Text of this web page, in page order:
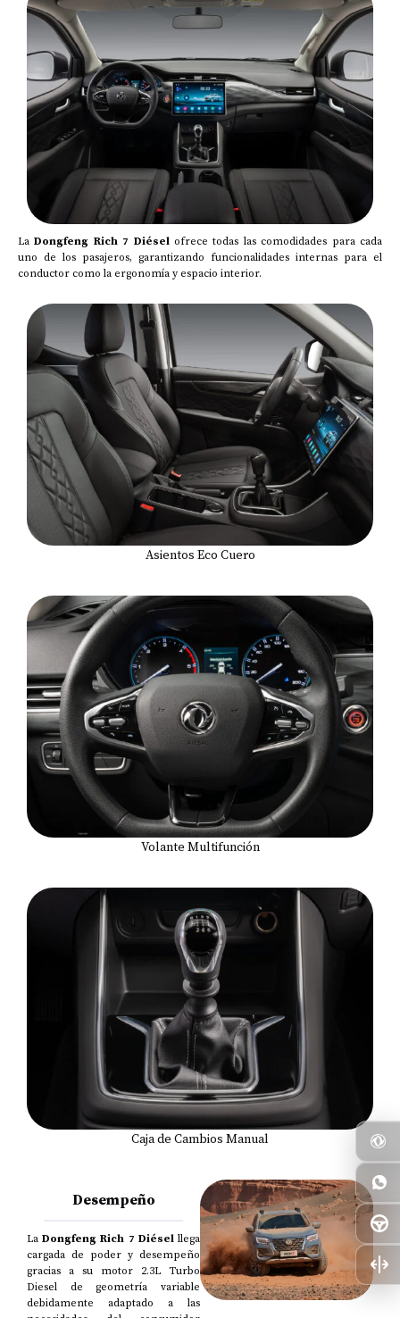
LaDongfeng Rich 7 Diéselofrece todas las comodidades para cada
uno de los pasajeros, garantizando funcionalidades internas para el
conductor como la ergonomía y espacio interior.
Asientos Eco Cuero
Volante Multifunción
Caja de Cambios Manual
Desempeño
LaDongfeng Rich 7 Diéselllega
cargada de poder y desempeño
gracias a su motor 2.3L Turbo
Diesel de geometría variable
debidamente adaptado a las